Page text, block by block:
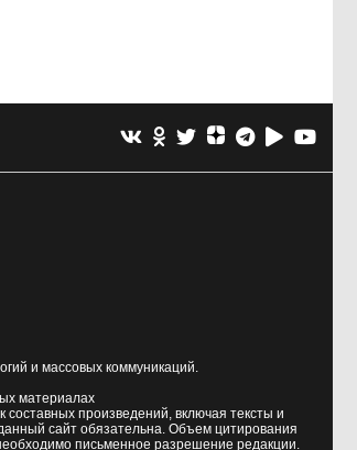
и массовых коммуникаций.
материалах
произведений, включая тексты и
сайт обязательна. Объем цитирования
письменное разрешение редакции.